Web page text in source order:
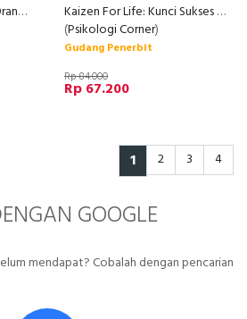
Membangun Rumah Ala Orang Jawa
Kaizen For Life: Kunci Sukses Continuous Improvement Di Era 4.0
(Psikologi Corner)
Gudang Penerbit
Rp 84.000
Rp 67.200
1 2 3 4
GOOGLE
mendapat? Cobalah dengan pencarian